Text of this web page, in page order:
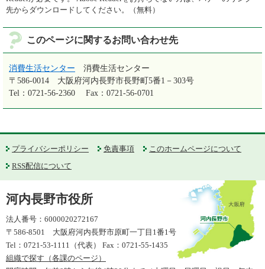
先からダウンロードしてください。（無料）
このページに関するお問い合わせ先
消費生活センター
消費生活センター
〒586-0014
大阪府河内長野市長野町5番1－303号
Tel：0721-56-2360
Fax：0721-56-0701
プライバシーポリシー 免責事項
このホームページについて
RSS配信について
河内長野市役所
法人番号：6000020272167
〒586-8501 大阪府河内長野市原町一丁目1番1号
Tel：0721-53-1111（代表） Fax：0721-55-1435
組織で探す（各課のページ）